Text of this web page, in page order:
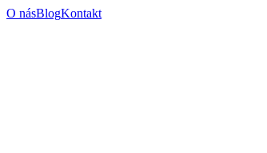
O násBlogKontakt